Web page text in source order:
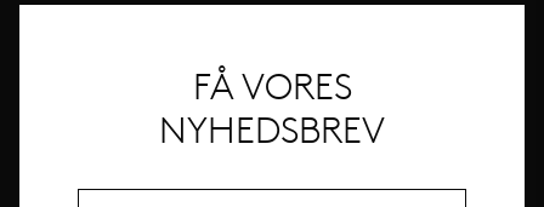
FÅ VORES
NYHEDSBREV